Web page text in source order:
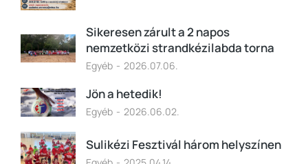
Sikeresen zárult a 2 napos
nemzetközi strandkézilabda torna
Egyéb 2026.07.06.
Jön a hetedik!
Egyéb 2026.06.02.
Sulikézi Fesztivál három helyszínen